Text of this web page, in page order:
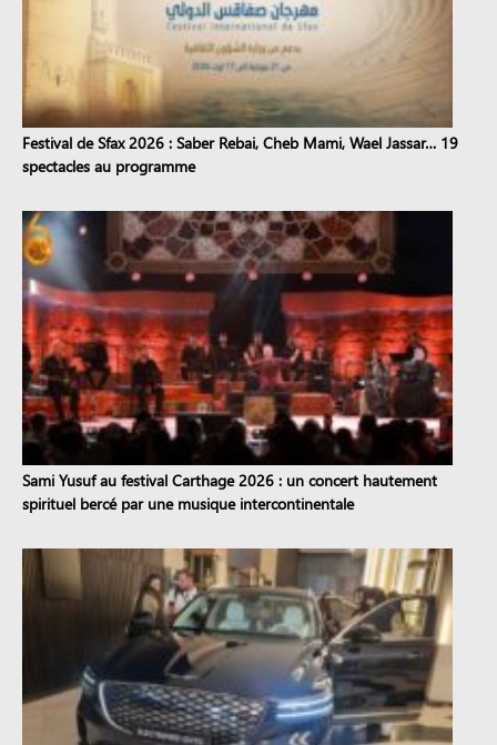
Festival de Sfax 2026 : Saber Rebai, Cheb Mami, Wael Jassar… 19
spectacles au programme
Sami Yusuf au festival Carthage 2026 : un concert hautement
spirituel bercé par une musique intercontinentale